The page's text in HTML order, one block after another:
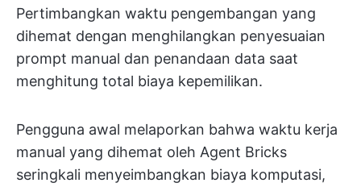
Pertimbangkan waktu pengembangan yang
dihemat dengan menghilangkan penyesuaian
prompt manual dan penandaan data saat
menghitung total biaya kepemilikan.
Pengguna awal melaporkan bahwa waktu kerja
manual yang dihemat oleh Agent Bricks
seringkali menyeimbangkan biaya komputasi,